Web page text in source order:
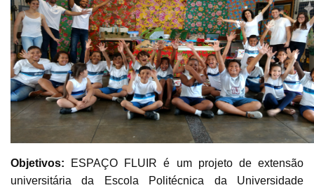
Objetivos:
ESPAÇO FLUIR é um projeto de extensão
universitária da Escola Politécnica da Universidade